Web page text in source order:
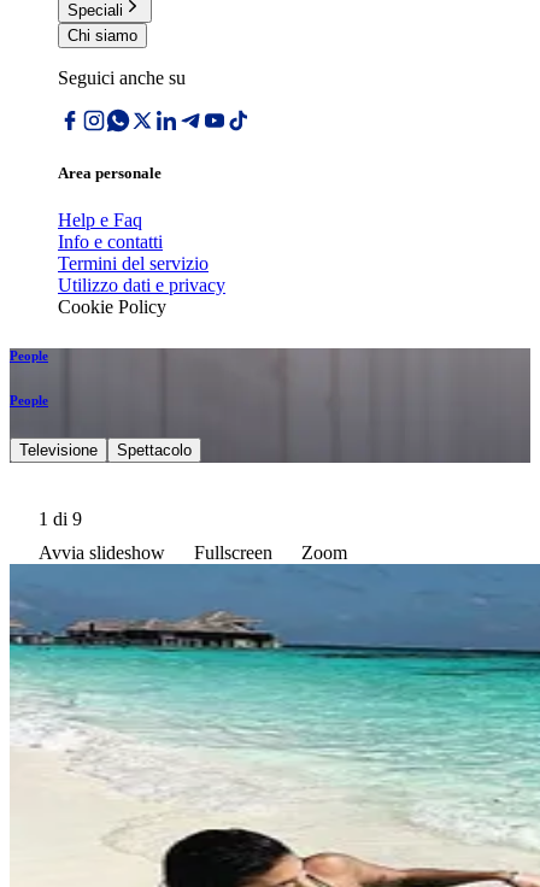
Speciali
Chi siamo
Seguici anche su
Area personale
Help e Faq
Info e contatti
Termini del servizio
Utilizzo dati e privacy
Cookie Policy
People
People
Televisione Spettacolo
1 di 9
Avvia slideshow
Fullscreen Zoom